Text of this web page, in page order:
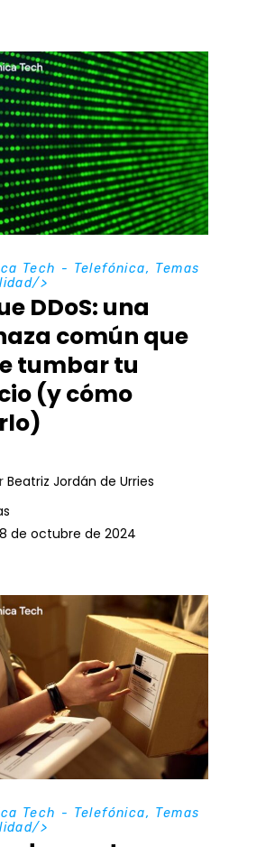
Tech - Telefónica, Temas
/>
DDoS: una
común que
tumbar tu
(y cómo
Beatriz Jordán de Urries
de octubre de 2024
Tech - Telefónica, Temas
/>